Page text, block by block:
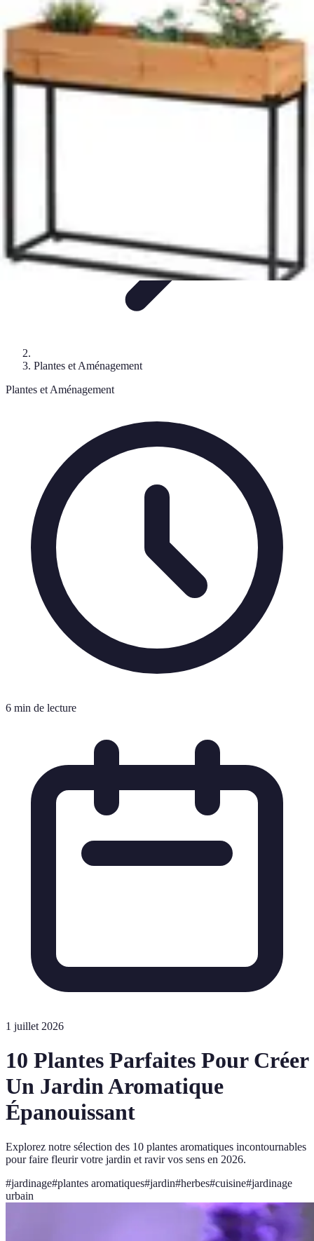
Passion Jardinage
Biodiversité Jardinage PotagerPlantes et ÉcologieChoix des
Conseils de Jardinage
Passion Jardinage
Plantes et Aménagement
Plantes et Aménagement
6 min de lecture
1 juillet 2026
10 Plantes Parfaites Pour Créer
Un Jardin Aromatique
Épanouissant
Explorez notre sélection des 10 plantes aromatiques incontournables
pour faire fleurir votre jardin et ravir vos sens en 2026.
#jardinage#plantes aromatiques#jardin#herbes#cuisine#jardinage
urbain